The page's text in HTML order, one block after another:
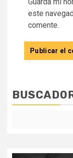
Guarda mi
este
comente.